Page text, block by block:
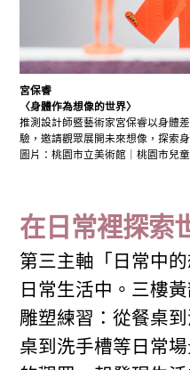
宮保睿
〈身體作為想像的世界〉
推測設計師暨藝術家宮保睿以身體
驗，邀請觀眾展開未來想像，探索
圖片：桃園市立美術館｜桃園市兒
在日常裡探索
第三主軸「日常中
日常生活中。三樓
雕塑練習：從餐桌
桌到洗手槽等日常